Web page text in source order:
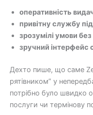
оперативність
привітну службу
зрозумілі умови
зручний інтерфейс
Дехто пише, що саме
рятівником” у
потрібно було швидко
послуги чи термінову